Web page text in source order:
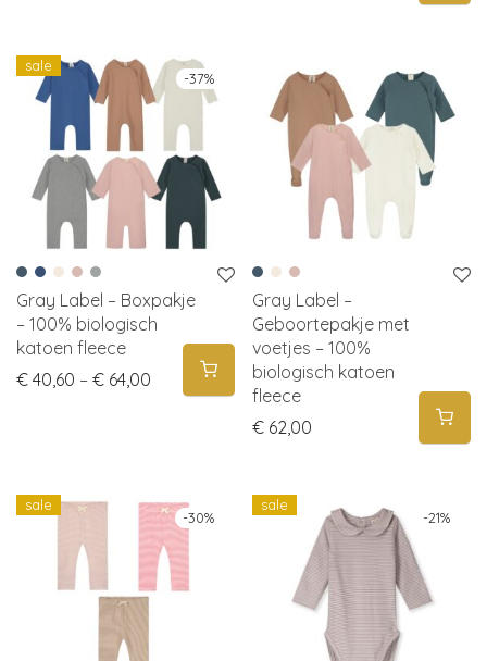
-37%
sale
Gray Label – Boxpakje
– 100% biologisch
katoen fleece
€ 40,60 – € 64,00 Price range: € 40,60 through € 64,00
Gray Label –
Geboortepakje met
voetjes – 100%
biologisch katoen
fleece
€ 62,00
-30%
sale
-21%
sale